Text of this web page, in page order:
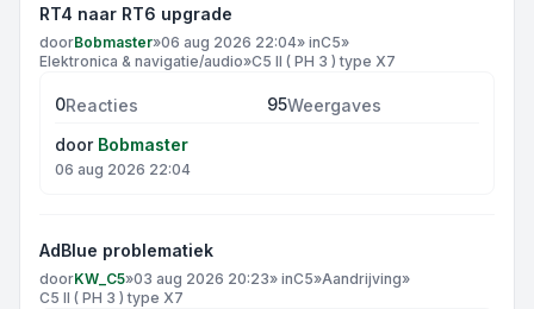
RT4 naar RT6 upgrade
doorBobmaster»06 aug 2026 22:04» inC5»
Elektronica & navigatie/audio»C5 II ( PH 3 ) type X7
0Reacties 95Weergaves
door Bobmaster
06 aug 2026 22:04
AdBlue problematiek
doorKW_C5»03 aug 2026 20:23» inC5»Aandrijving»
C5 II ( PH 3 ) type X7